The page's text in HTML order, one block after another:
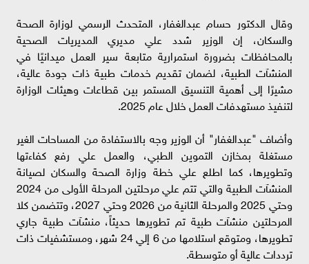
وقال الدكتور حسام عبدالغفار، المتحدث الرسمي لوزارة الصحة
والسكان، إن الوزير شدد علي مديري المديريات الصحية
بالمحافظات بضرورة استمرارية متابعة سير العمل ميدانيًا في
المنشآت الطبية، لضمان تقديم خدمات طبية ذات جودة عالية،
مشيرًا إلى أهمية التنسيق المستمر بين قطاعات وهيئات الوزارة
لتنفيذ مستهدفات العمل خلال عام 2025.
وأضاف "عبدالغفار" أن الوزير وجه بالاستفادة من المساحات الغير
مستغلة بمخازن التموين الطبي، والعمل علي رفع كفاءتها
وتطويرها، كما اطلع علي خطة وزارة الصحة والسكان لصيانة
المنشآت الطبية والتي تتم علي مرحلتين المرحلة الأولى من 2024
وحتي 2025 والمرحلة الثانية من 2026 وحتي 2027، وتتضمن كلا
المرحلتين منشآت طبية تم تطويرها حديثاً، منشآت طبية جاري
تطويرها، ومتوقع استلامها من 6 إلي 24 شهر، ومستشفيات ذات
ترددات عالية أو متوسطة.